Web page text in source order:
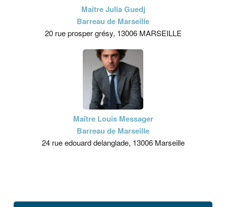
Maître Julia Guedj
Barreau de Marseille
20 rue prosper grésy, 13006 MARSEILLE
Maître Louis Messager
Barreau de Marseille
24 rue edouard delanglade, 13006 Marseille